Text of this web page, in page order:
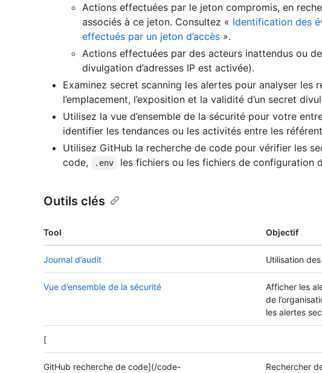
Actions effectuées par le jeton compromis, en
associés à ce jeton. Consultez « Identification des
effectués par un jeton d’accès ».
Actions effectuées par des acteurs inattendus ou
divulgation d’adresses IP est activée).
Examinez secret scanning les alertes pour analyser les
l’emplacement, l’exposition et la validité d’un secret
Utilisez la vue d’ensemble de la sécurité pour votre
identifier les tendances ou les activités entre les
Utilisez GitHub la recherche de code pour vérifier les
code,
.env les fichiers ou les fichiers de configuration
Outils clés
Tool Objectif
Journal d’audit Utilisation
Vue d’ensemble de la sécurité
Afficher les
de
les alertes
[
GitHub recherche de code](/code-
Rechercher